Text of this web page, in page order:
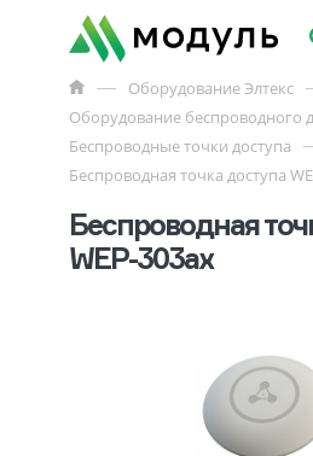
Оборудование Элтекс
Оборудование беспроводного
Беспроводные точки доступа
Беспроводная точка доступа
Беспроводная
WEP-303ax